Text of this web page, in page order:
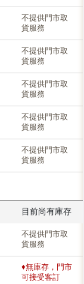
不提供門市取
貨服務
不提供門市取
貨服務
不提供門市取
貨服務
不提供門市取
貨服務
不提供門市取
貨服務
目前尚有庫存
不提供門市取
貨服務
♦無庫存，門市
可接受客訂